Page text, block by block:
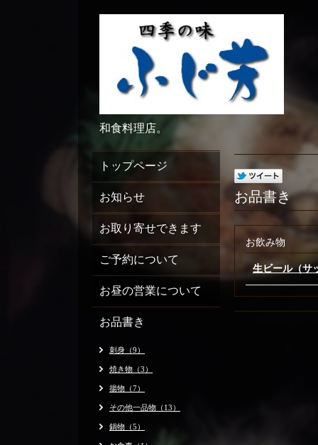
和食料理店。
お品書き
お飲み物
生ビール（サ
トップページ
お知らせ
お取り寄せできます
ご予約について
お昼の営業について
お品書き
刺身（9）
焼き物（3）
揚物（7）
その他一品物（13）
鍋物（5）